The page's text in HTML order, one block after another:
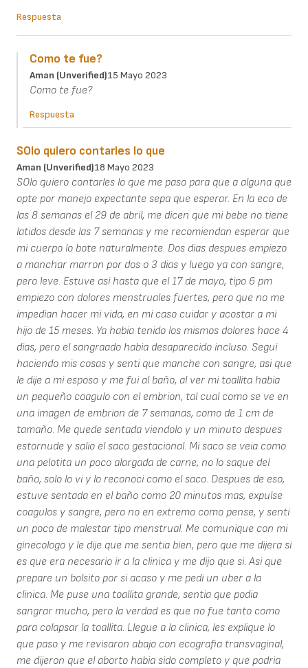
Respuesta
Como te fue?
Aman (unverified)15 Mayo 2023
Como te fue?
Respuesta
SOlo quiero contarles lo que
Aman (unverified)18 Mayo 2023
SOlo quiero contarles lo que me paso para que a alguna que
opte por manejo expectante sepa que esperar. En la eco de
las 8 semanas el 29 de abril, me dicen que mi bebe no tiene
latidos desde las 7 semanas y me recomiendan esperar que
mi cuerpo lo bote naturalmente. Dos dias despues empiezo
a manchar marron por dos o 3 dias y luego ya con sangre,
pero leve. Estuve asi hasta que el 17 de mayo, tipo 6 pm
empiezo con dolores menstruales fuertes, pero que no me
impedian hacer mi vida, en mi caso cuidar y acostar a mi
hijo de 15 meses. Ya habia tenido los mismos dolores hace 4
dias, pero el sangraado habia desaparecido incluso. Segui
haciendo mis cosas y senti que manche con sangre, asi que
le dije a mi esposo y me fui al baño, al ver mi toallita habia
un pequeño coagulo con el embrion, tal cual como se ve en
una imagen de embrion de 7 semanas, como de 1 cm de
tamaño. Me quede sentada viendolo y un minuto despues
estornude y salio el saco gestacional. Mi saco se veia como
una pelotita un poco alargada de carne, no lo saque del
baño, solo lo vi y lo reconoci como el saco. Despues de eso,
estuve sentada en el baño como 20 minutos mas, expulse
coagulos y sangre, pero no en extremo como pense, y senti
un poco de malestar tipo menstrual. Me comunique con mi
ginecologo y le dije que me sentia bien, pero que me dijera si
es que era necesario ir a la clinica y me dijo que si. Asi que
prepare un bolsito por si acaso y me pedi un uber a la
clinica. Me puse una toallita grande, sentia que podia
sangrar mucho, pero la verdad es que no fue tanto como
para colapsar la toallita. Llegue a la clinica, les explique lo
que paso y me revisaron abajo con ecografia transvaginal,
me dijeron que el aborto habia sido completo y que podria